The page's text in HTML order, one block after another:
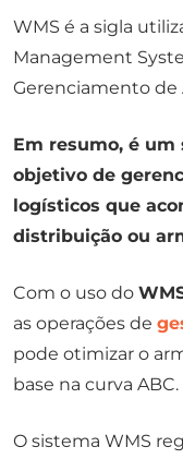
WMS é a sigla
Management
Gerenciamento de
Em resumo, é
objetivo de
logísticos que
distribuição ou
Com o uso do
as operações de
pode otimizar o
base na curva ABC.
O sistema WMS